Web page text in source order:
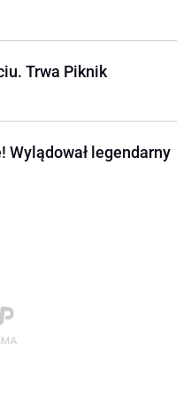
Trwa Piknik
Wylądował legendarny